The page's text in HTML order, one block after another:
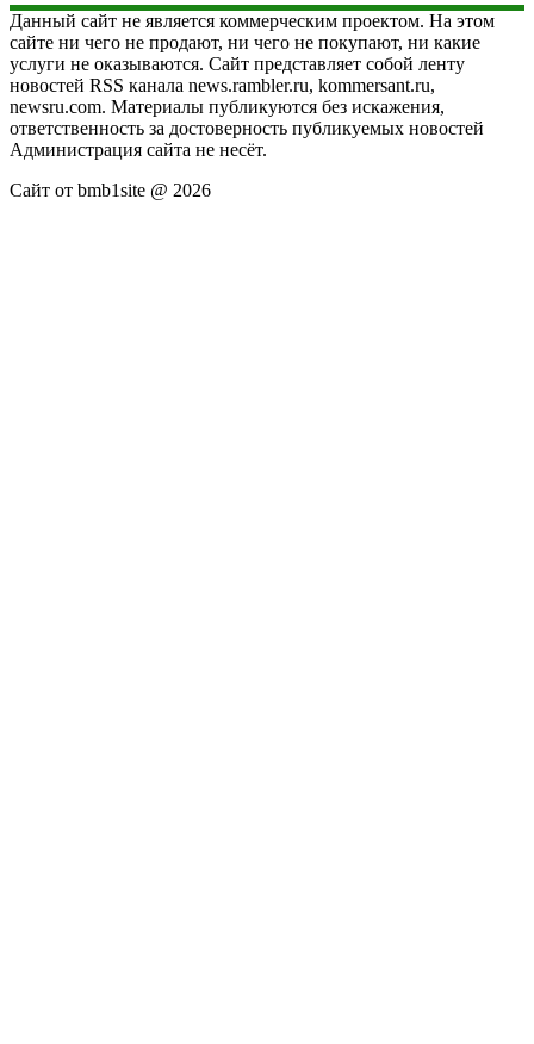
Данный сайт не является коммерческим проектом. На этом
сайте ни чего не продают, ни чего не покупают, ни какие
услуги не оказываются. Сайт представляет собой ленту
новостей RSS канала news.rambler.ru, kommersant.ru,
newsru.com. Материалы публикуются без искажения,
ответственность за достоверность публикуемых новостей
Администрация сайта не несёт.
Сайт от bmb1site @ 2026